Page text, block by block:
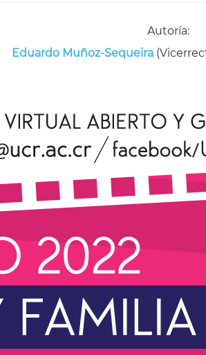
Autoría:
Eduardo Muñoz-Sequeira